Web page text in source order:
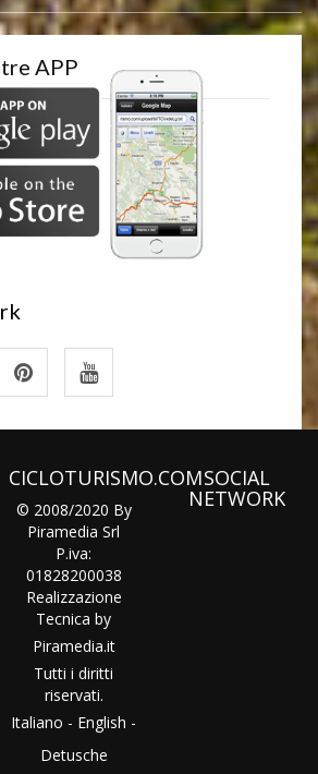
APP
CICLOTURISMO.COM
© 2008/2020 By
Piramedia Srl
P.iva:
01828200038
Realizzazione
Tecnica by
Piramedia.it
Tutti i diritti
riservati.
Italiano - English -
Detusche
SOCIAL
NETWORK